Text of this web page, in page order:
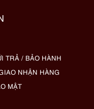
TRẢ / BẢO HÀNH
NHẬN HÀNG
MẬT